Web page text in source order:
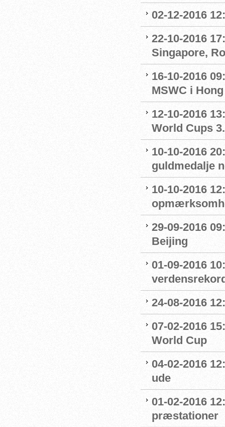
02-12-2016
22-10-2016
Singapore,
16-10-2016
MSWC i
12-10-2016
World Cups
10-10-2016
guldmedalje
10-10-2016
29-09-2016
Beijing
01-09-2016
24-08-2016
07-02-2016
World Cup
04-02-2016
ude
01-02-2016
præstationer